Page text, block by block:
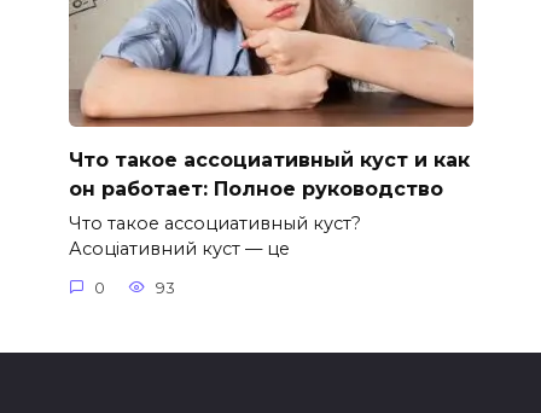
Что такое ассоциативный куст и как
он работает: Полное руководство
Что такое ассоциативный куст?
Асоціативний куст — це
0 93